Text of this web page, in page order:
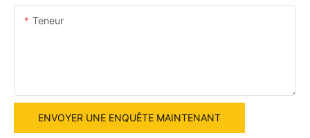
Teneur
ENVOYER UNE ENQUÊTE MAINTENANT